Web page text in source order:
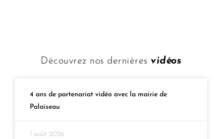
Découvrez nos dernières vidéos
4 ans de partenariat vidéo avec la mairie de
Palaiseau
1 août 2026